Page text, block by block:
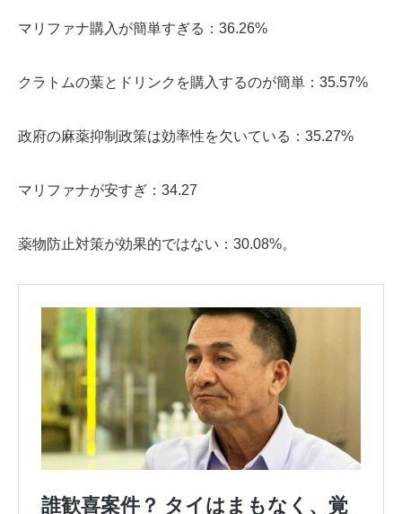
マリファナ購入が簡単すぎる：36.26%
クラトムの葉とドリンクを購入するのが簡単：35.57%
政府の麻薬抑制政策は効率性を欠いている：35.27%
マリファナが安すぎ：34.27
薬物防止対策が効果的ではない：30.08%。